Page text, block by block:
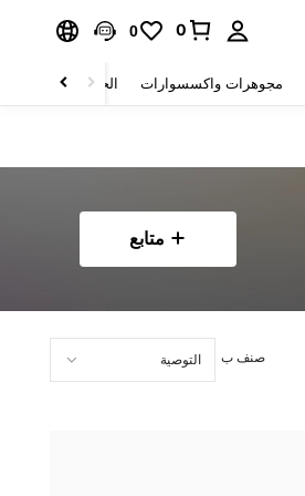
0
0
مجوهرات واكسسوارات الحقائب والأمتعة
متابع
صنف ب